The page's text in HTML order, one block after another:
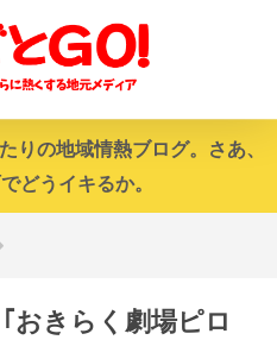
りの地域情熱ブログ。さあ、
どうイキるか。
おきらく劇場ピロ